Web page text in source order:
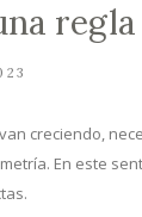
creciendo,
En este